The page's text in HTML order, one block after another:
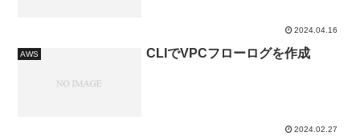
2024.04.16
AWS CLIでVPCフローログを作成
2024.02.27